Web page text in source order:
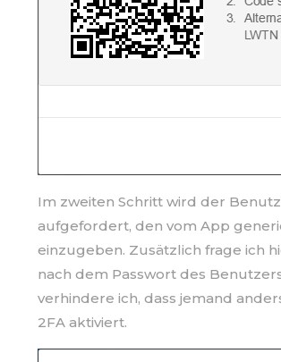
Im zweiten Schritt wird der
aufgefordert, den vom App
einzugeben. Zusätzlich frage ich
nach dem Passwort des
verhindere ich, dass jemand
2FA aktiviert.